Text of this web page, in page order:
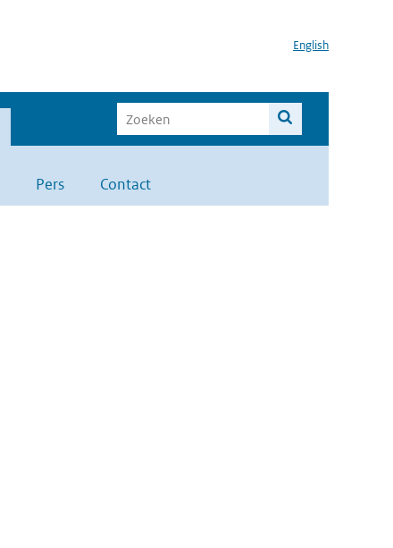
English
Pers Contact